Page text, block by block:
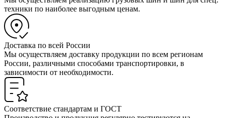
техники по наиболее выгодным ценам.
Доставка по всей России
Мы осуществляем доставку продукции по всем регионам
России, различными способами транспортировки, в
зависимости от необходимости.
Соответствие стандартам и ГОСТ